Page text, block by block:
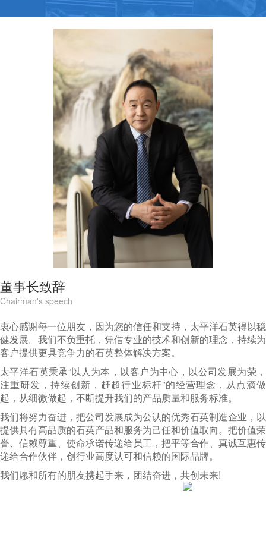
董事长致辞
Chairman's speech
衷心感谢每一位朋友，因为您的信任和支持，太平洋石英得以稳
健发展。我们不负重托，凭借专业的技术和创新的理念，持续为
客户提供更具竞争力的石英整体解决方案。
太平洋石英秉承“以人为本，以客户为中心，以公司发展为荣，
注重研发，持续创新，赶超行业标杆”的经营理念，从点滴做
起，从细微做起，不断提升我们的产品质量和服务标准。
我们将努力奋进，把公司发展成为公认的优秀石英制造企业，以
提供具有高品质的石英产品和服务为己任和价值取向。把价值荣
誉、信赖尊重、使命承诺传递给员工，把平等合作、真诚互惠传
递给合作伙伴，创行业高度认可和信赖的国际品牌。
我们愿和所有的朋友携起手来，团结奋进，共创未来!